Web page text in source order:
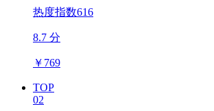
热度指数616
8.7 分
￥ 769
TOP
02